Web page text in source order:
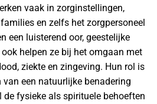
vaak in zorginstellingen,
en zelfs het zorgpersoneel
een luisterend oor, geestelijke
helpen ze bij het omgaan met
ziekte en zingeving. Hun rol is
een natuurlijke benadering
fysieke als spirituele behoeften